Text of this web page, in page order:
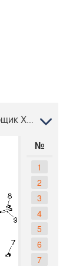
21 ДЕТАЛИ УПРАВЛЕНИЯ Снегоуборщик Хускварна ST 227, 97046900100, 2020-05
№
1
2
3
4
5
6
7